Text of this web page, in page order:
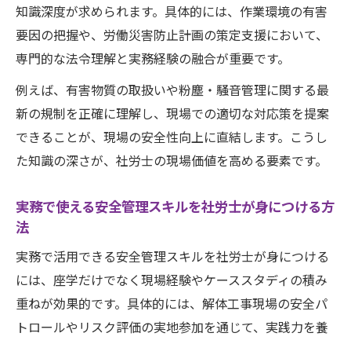
知識深度が求められます。具体的には、作業環境の有害
要因の把握や、労働災害防止計画の策定支援において、
専門的な法令理解と実務経験の融合が重要です。
例えば、有害物質の取扱いや粉塵・騒音管理に関する最
新の規制を正確に理解し、現場での適切な対応策を提案
できることが、現場の安全性向上に直結します。こうし
た知識の深さが、社労士の現場価値を高める要素です。
実務で使える安全管理スキルを社労士が身につける方
法
実務で活用できる安全管理スキルを社労士が身につける
には、座学だけでなく現場経験やケーススタディの積み
重ねが効果的です。具体的には、解体工事現場の安全パ
トロールやリスク評価の実地参加を通じて、実践力を養